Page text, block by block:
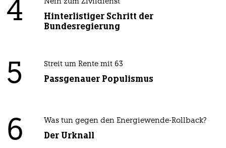
4 Nein zum Zivildienst
Hinterlistiger Schritt der
Bundesregierung
5 Streit um Rente mit 63
Passgenauer Populismus
6 Was tun gegen den Energiewende-Rollback?
Der Urknall